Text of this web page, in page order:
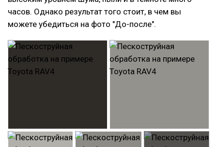
часов. Однако результат того стоит, в чем вы
можете убедиться на фото "До-после".